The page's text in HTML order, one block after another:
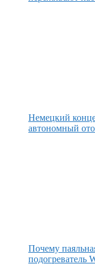
Немецкий
автономный
Почему
подогреватель